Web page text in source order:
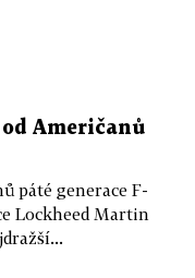
od Američanů
páté generace F-
Lockheed Martin